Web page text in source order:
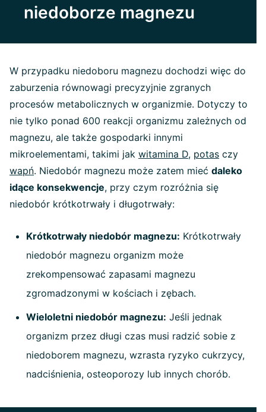
niedoborze magnezu
W przypadku niedoboru magnezu dochodzi więc do
zaburzenia równowagi precyzyjnie zgranych
procesów metabolicznych w organizmie. Dotyczy to
nie tylko ponad 600 reakcji organizmu zależnych od
magnezu, ale także gospodarki innymi
mikroelementami, takimi jak witamina D, potas czy
wapń. Niedobór magnezu może zatem mieć daleko
idące konsekwencje, przy czym rozróżnia się
niedobór krótkotrwały i długotrwały:
Krótkotrwały niedobór magnezu: Krótkotrwały
niedobór magnezu organizm może
zrekompensować zapasami magnezu
zgromadzonymi w kościach i zębach.
Wieloletni niedobór magnezu: Jeśli jednak
organizm przez długi czas musi radzić sobie z
niedoborem magnezu, wzrasta ryzyko cukrzycy,
nadciśnienia, osteoporozy lub innych chorób.